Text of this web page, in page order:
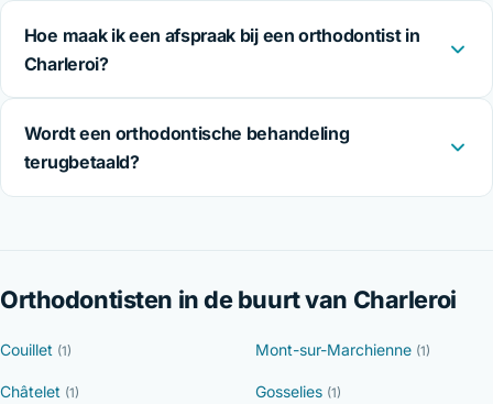
Hoe maak ik een afspraak bij een orthodontist in
Charleroi?
Wordt een orthodontische behandeling
terugbetaald?
Orthodontisten in de buurt van Charleroi
Couillet (1) Mont-sur-Marchienne (1)
Châtelet (1) Gosselies (1)